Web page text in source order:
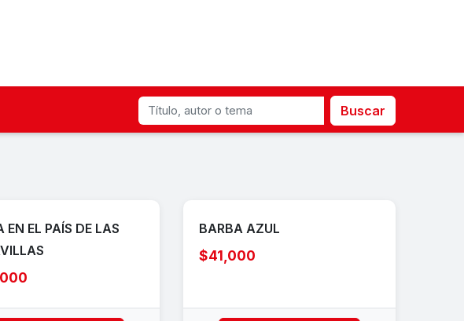
Buscar
EN EL PAÍS DE LAS
BARBA AZUL
$41,000